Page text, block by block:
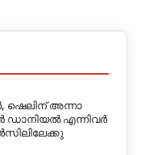
അന്നാ
എന്നിവർ